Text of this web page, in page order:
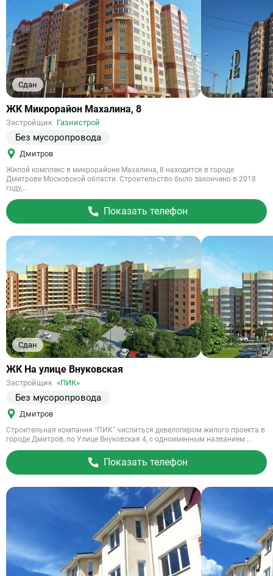
Сдан
Ссылка
объект
ЖК Микрорайон Махалина, 8
Застройщик Газнистрой
Без мусоропровода
Дмитров
Жилой комплекс в микрорайоне Махалина, 8 находится в городе
Дмитрове Московской области. Строительство было закончено в 2018
году,...
Показать телефон
Сдан
Ссылка
объект
ЖК На улице Внуковская
Застройщик «ПИК»
Без мусоропровода
Дмитров
Строительная компания “ПИК” числиться девелопером жилого проекта в
городе Дмитров, по Улице Внуковская 4, с одноименным названием ...
Показать телефон